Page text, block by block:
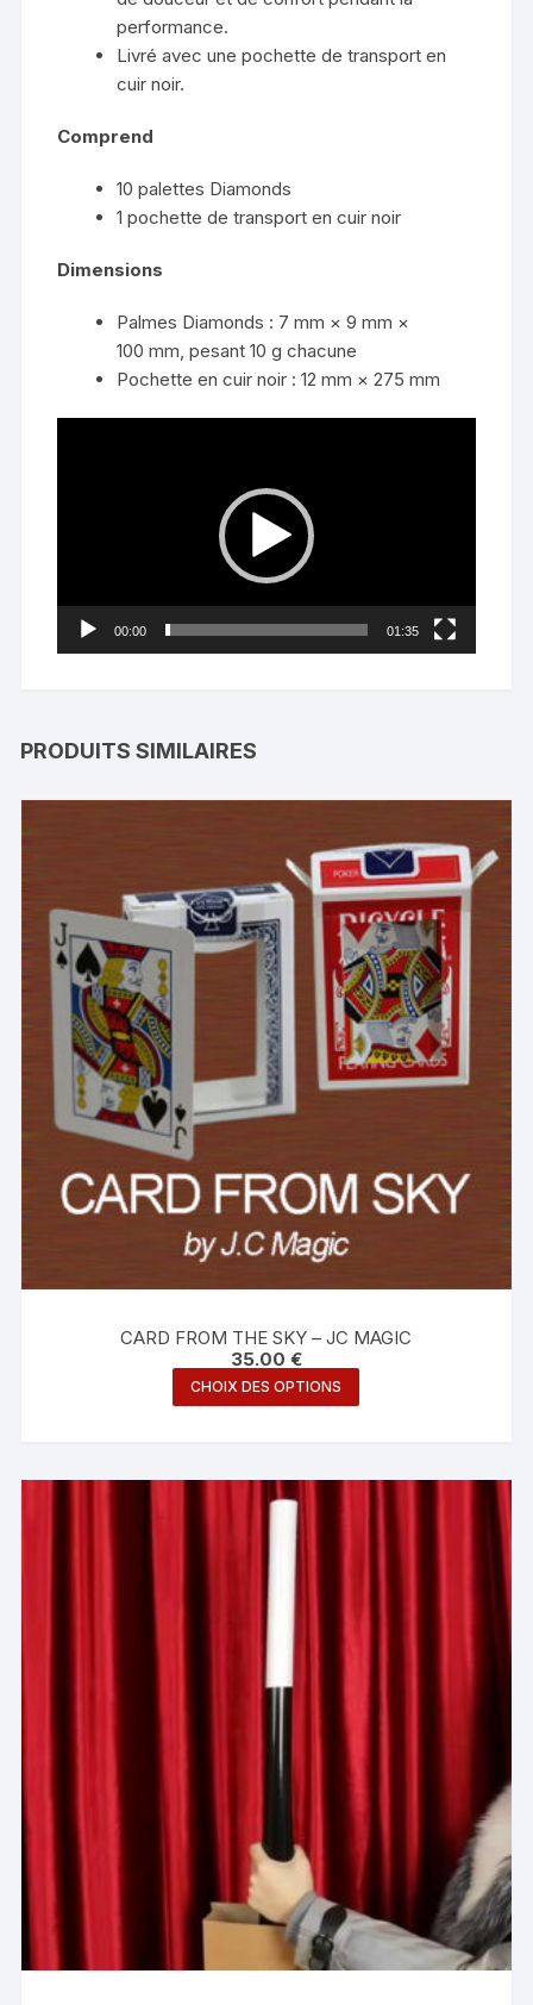
performance.
Livré avec une pochette de transport en
cuir noir.
Comprend
10 palettes Diamonds
1 pochette de transport en cuir noir
Dimensions
Palmes Diamonds : 7 mm × 9 mm ×
100 mm, pesant 10 g chacune
Pochette en cuir noir : 12 mm × 275 mm
00:00 01:35
PRODUITS SIMILAIRES
CARD FROM THE SKY – JC MAGIC
35.00 €
CHOIX DES OPTIONS
produit